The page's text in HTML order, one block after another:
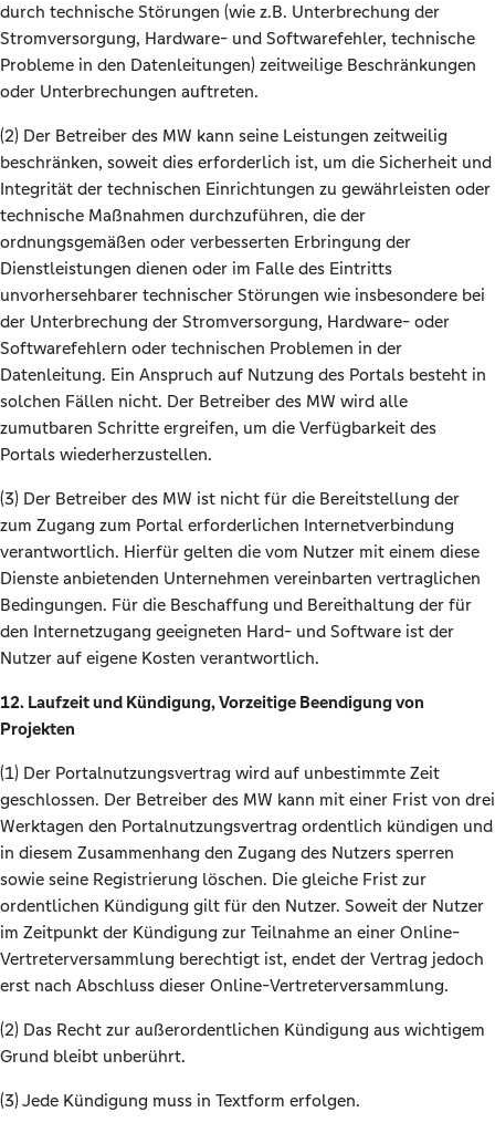
durch technische Störungen (wie z.B. Unterbrechung der
Stromversorgung, Hardware- und Softwarefehler, technische
Probleme in den Datenleitungen) zeitweilige Beschränkungen
oder Unterbrechungen auftreten.
(2) Der Betreiber des MW kann seine Leistungen zeitweilig
beschränken, soweit dies erforderlich ist, um die Sicherheit und
Integrität der technischen Einrichtungen zu gewährleisten oder
technische Maßnahmen durchzuführen, die der
ordnungsgemäßen oder verbesserten Erbringung der
Dienstleistungen dienen oder im Falle des Eintritts
unvorhersehbarer technischer Störungen wie insbesondere bei
der Unterbrechung der Stromversorgung, Hardware- oder
Softwarefehlern oder technischen Problemen in der
Datenleitung. Ein Anspruch auf Nutzung des Portals besteht in
solchen Fällen nicht. Der Betreiber des MW wird alle
zumutbaren Schritte ergreifen, um die Verfügbarkeit des
Portals wiederherzustellen.
(3) Der Betreiber des MW ist nicht für die Bereitstellung der
zum Zugang zum Portal erforderlichen Internetverbindung
verantwortlich. Hierfür gelten die vom Nutzer mit einem diese
Dienste anbietenden Unternehmen vereinbarten vertraglichen
Bedingungen. Für die Beschaffung und Bereithaltung der für
den Internetzugang geeigneten Hard- und Software ist der
Nutzer auf eigene Kosten verantwortlich.
12. Laufzeit und Kündigung, Vorzeitige Beendigung von
Projekten
(1) Der Portalnutzungsvertrag wird auf unbestimmte Zeit
geschlossen. Der Betreiber des MW kann mit einer Frist von drei
Werktagen den Portalnutzungsvertrag ordentlich kündigen und
in diesem Zusammenhang den Zugang des Nutzers sperren
sowie seine Registrierung löschen. Die gleiche Frist zur
ordentlichen Kündigung gilt für den Nutzer. Soweit der Nutzer
im Zeitpunkt der Kündigung zur Teilnahme an einer Online-
Vertreterversammlung berechtigt ist, endet der Vertrag jedoch
erst nach Abschluss dieser Online-Vertreterversammlung.
(2) Das Recht zur außerordentlichen Kündigung aus wichtigem
Grund bleibt unberührt.
(3) Jede Kündigung muss in Textform erfolgen.